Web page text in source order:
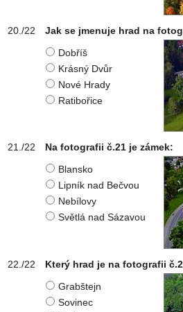
Jak se jmenuje hrad na
Dobříš
Krásný Dvůr
Nové Hrady
Ratibořice
Na fotografii č.21 je zámek:
Blansko
Lipník nad Bečvou
Nebílovy
Světlá nad Sázavou
Který hrad je na fotografii
Grabštejn
Sovinec